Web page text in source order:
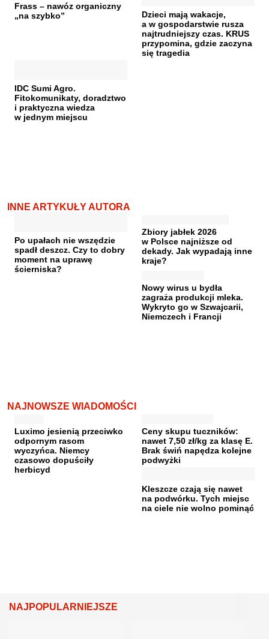
Frass – nawóz organiczny
„na szybko”
Dzieci mają wakacje,
a w gospodarstwie rusza
najtrudniejszy czas. KRUS
przypomina, gdzie zaczyna
się tragedia
IDC Sumi Agro.
Fitokomunikaty, doradztwo
i praktyczna wiedza
w jednym miejscu
INNE ARTYKUŁY AUTORA
Po upałach nie wszędzie
spadł deszcz. Czy to dobry
moment na uprawę
ścierniska?
Zbiory jabłek 2026
w Polsce najniższe od
dekady. Jak wypadają inne
kraje?
Nowy wirus u bydła
zagraża produkcji mleka.
Wykryto go w Szwajcarii,
Niemczech i Francji
NAJNOWSZE WIADOMOŚCI
Luximo jesienią przeciwko
odpornym rasom
wyczyńca. Niemcy
czasowo dopuściły
herbicyd
Ceny skupu tuczników:
nawet 7,50 zł/kg za klasę E.
Brak świń napędza kolejne
podwyżki
Kleszcze czają się nawet
na podwórku. Tych miejsc
na ciele nie wolno pominąć
NAJPOPULARNIEJSZE